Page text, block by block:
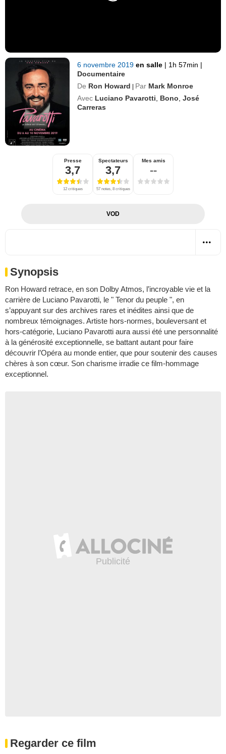
6 novembre 2019en salle | 1h 57min |
Documentaire
De Ron Howard | Par Mark Monroe
Avec Luciano Pavarotti Bono ,José
Carreras
Presse
3,7
12 critiques
Spectateurs
3,7
57 notes, 8 critiques
Mes amis
--
VOD
Synopsis
Ron Howard retrace, en son Dolby Atmos, l’incroyable vie et la
carrière de Luciano Pavarotti, le " Tenor du peuple ", en
s’appuyant sur des archives rares et inédites ainsi que de
nombreux témoignages. Artiste hors-normes, bouleversant et
hors-catégorie, Luciano Pavarotti aura aussi été une personnalité
à la générosité exceptionnelle, se battant autant pour faire
découvrir l’Opéra au monde entier, que pour soutenir des causes
chères à son cœur. Son charisme irradie ce film-hommage
exceptionnel.
Regarder ce film